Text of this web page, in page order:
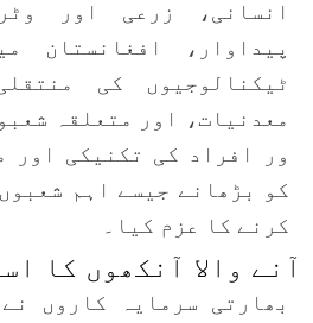
انسانی، زرعی اور
پیداوار، افغانستان
ٹیکنالوجیوں کی
معدنیات، اور متعلقہ
ور افراد کی تکنیکی اور
کو بڑھانے جیسے اہم
کرنے کا عزم کیا۔
آنے والا آنکھوں کا
بھارتی سرمایہ کاروں